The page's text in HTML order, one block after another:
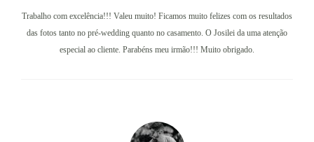
Trabalho com excelência!!! Valeu muito! Ficamos muito felizes com os resultados
das fotos tanto no pré-wedding quanto no casamento. O Josilei da uma atenção
especial ao cliente. Parabéns meu irmão!!! Muito obrigado.